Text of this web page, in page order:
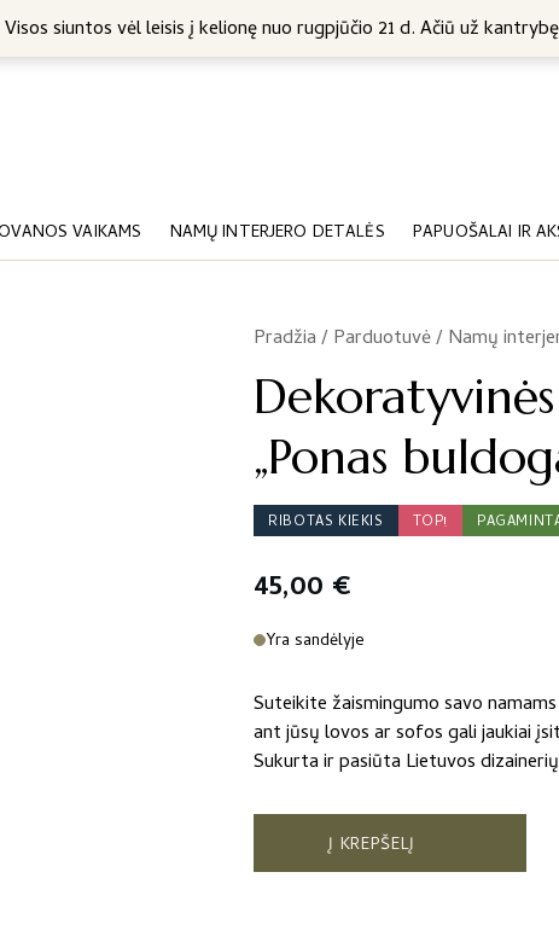
Visos siuntos vėl leisis į kelionę nuo rugpjūčio 21 d. Ačiū už
45 Eur
VAIKAMS NAMŲ INTERJERO DETALĖS PAPUOŠALAI IR
Pradžia/Parduotuvė/Namų
/
„Ponas
RIBOTAS KIEKIS TOP!
45,00 €
Yra sandėlyje
Suteikite žaismingumo savo
ant jūsų lovos ar sofos gali jaukiai
Sukurta ir pasiūta Lietuvos
Į KREPŠELĮ